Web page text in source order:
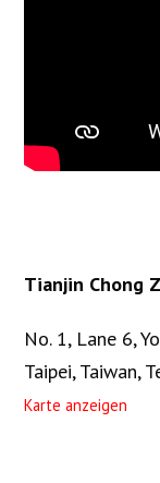
Tianjin Chong
No. 1, Lane 6,
Taipei, Taiwan,
Karte anzeigen